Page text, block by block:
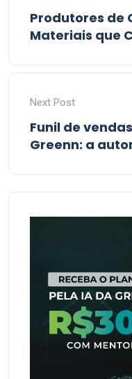
Produtores de
Materiais que
Next Post
Funil de
Greenn: a